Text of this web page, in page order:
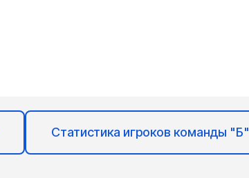
Статистика игроков команды "Б"